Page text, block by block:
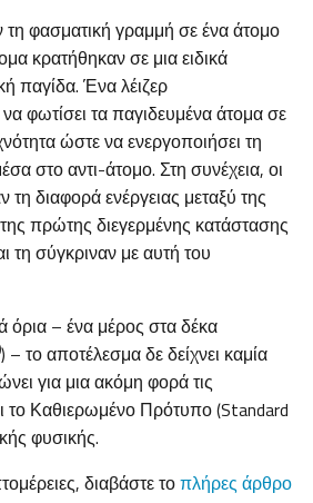
φασματική γραμμή σε ένα άτομο
κρατήθηκαν σε μια ειδικά
παγίδα. Ένα λέιζερ
φωτίσει τα παγιδευμένα άτομα σε
ώστε να ενεργοποιήσει τη
στο αντι-άτομο. Στη συνέχεια, οι
τη διαφορά ενέργειας μεταξύ της
πρώτης διεγερμένης κατάστασης
τη σύγκριναν με αυτή του
όρια – ένα μέρος στα δέκα
) – το αποτέλεσμα δε δείχνει καμία
για μια ακόμη φορά τις
το Καθιερωμένο Πρότυπο (Standard
φυσικής.
διαβάστε τοπλήρες άρθρο